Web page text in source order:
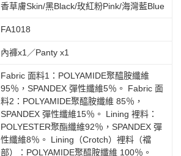
香草膚Skin/黑Black/玫紅粉Pink/海灣藍Blue
FA1018
內褲x1／Panty x1
Fabric 面料1：POLYAMIDE聚醯胺纖維
95％，SPANDEX 彈性纖維5％。 Fabric 面
料2：POLYAMIDE聚醯胺纖維 85％，
SPANDEX 彈性纖維15％。 Lining 裡料：
POLYESTER聚酯纖維92％，SPANDEX 彈
性纖維8％。 Lining（Crotch）裡料（襠
部）：POLYAMIDE聚醯胺纖維 100％。